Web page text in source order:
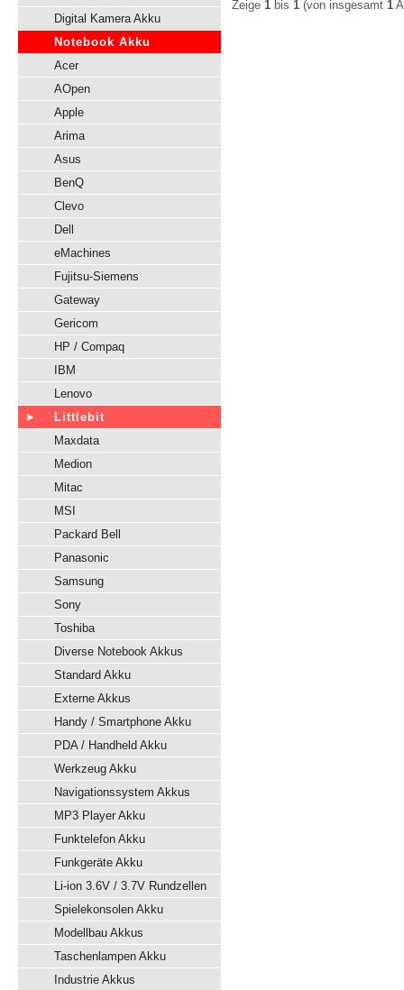
Digital Kamera Akku
Notebook Akku
Acer
AOpen
Apple
Arima
Asus
BenQ
Clevo
Dell
eMachines
Fujitsu-Siemens
Gateway
Gericom
HP / Compaq
IBM
Lenovo
Littlebit
Maxdata
Medion
Mitac
MSI
Packard Bell
Panasonic
Samsung
Sony
Toshiba
Diverse Notebook Akkus
Standard Akku
Externe Akkus
Handy / Smartphone Akku
PDA / Handheld Akku
Werkzeug Akku
Navigationssystem Akkus
MP3 Player Akku
Funktelefon Akku
Funkgeräte Akku
Li-ion 3.6V / 3.7V Rundzellen
Spielekonsolen Akku
Modellbau Akkus
Taschenlampen Akku
Industrie Akkus
Zeige 1 bis 1 (von insgesamt 1